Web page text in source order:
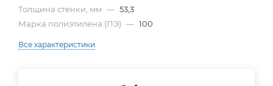
Толщина стенки, мм — 53,3
Марка полиэтилена (ПЭ) — 100
Все характеристики